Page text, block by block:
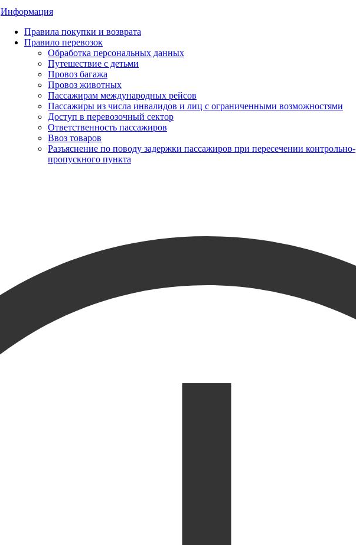
Информация
Правила покупки и возврата
Правило перевозок
Обработка персональных данных
Путешествие с детьми
Провоз багажа
Провоз животных
Пассажирам международных рейсов
Пассажиры из числа инвалидов и лиц с ограниченными возможностями
Доступ в перевозочный сектор
Ответственность пассажиров
Ввоз товаров
Разъяснение по поводу задержки пассажиров при пересечении контрольно-
пропускного пункта